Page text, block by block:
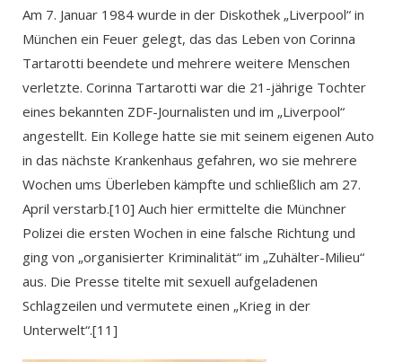
Am 7. Januar 1984 wurde in der Diskothek „Liverpool“ in
München ein Feuer gelegt, das das Leben von Corinna
Tartarotti beendete und mehrere weitere Menschen
verletzte. Corinna Tartarotti war die 21-jährige Tochter
eines bekannten ZDF-Journalisten und im „Liverpool“
angestellt. Ein Kollege hatte sie mit seinem eigenen Auto
in das nächste Krankenhaus gefahren, wo sie mehrere
Wochen ums Überleben kämpfte und schließlich am 27.
April verstarb.[10] Auch hier ermittelte die Münchner
Polizei die ersten Wochen in eine falsche Richtung und
ging von „organisierter Kriminalität“ im „Zuhälter-Milieu“
aus. Die Presse titelte mit sexuell aufgeladenen
Schlagzeilen und vermutete einen „Krieg in der
Unterwelt“.[11]